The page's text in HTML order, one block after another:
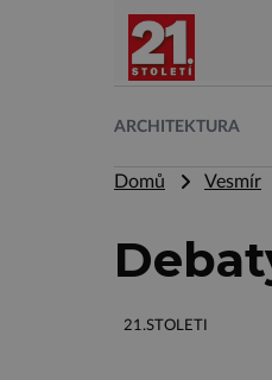
ARCHITEKTURA
Domů Vesmír
21.STOLETI